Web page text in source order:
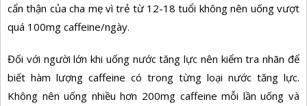
cẩn thận của cha mẹ vì trẻ từ 12-18 tuổi không nên uống vượt
quá 100mg caffeine/ngày.
Đối với người lớn khi uống nước tăng lực nên kiểm tra nhãn để
biết hàm lượng caffeine có trong từng loại nước tăng lực.
Không nên uống nhiều hơn 200mg caffeine mỗi lần uống và